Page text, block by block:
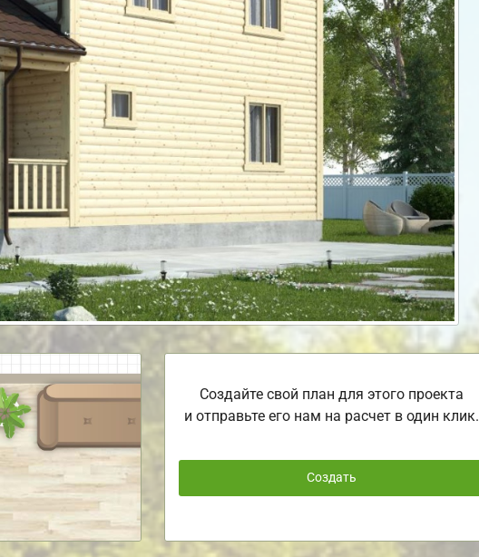
Создайте свой план для этого проекта
и отправьте его нам на расчет в один клик.
Создать